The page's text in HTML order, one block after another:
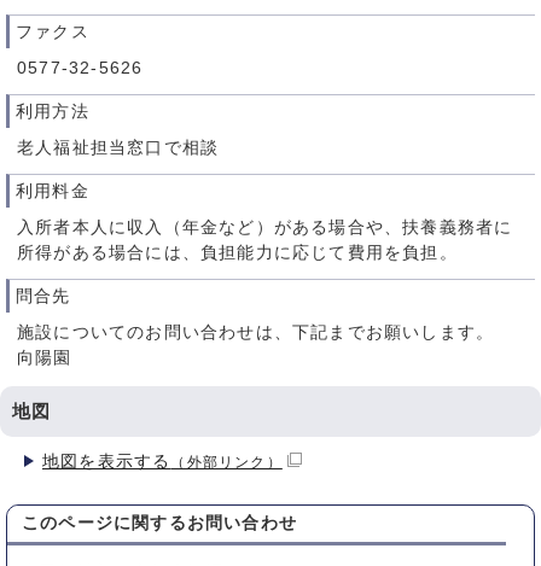
ファクス
0577-32-5626
利用方法
老人福祉担当窓口で相談
利用料金
入所者本人に収入（年金など）がある場合や、扶養義務者に
所得がある場合には、負担能力に応じて費用を負担。
問合先
施設についてのお問い合わせは、下記までお願いします。
向陽園
地図
地図を表示する （外部リンク）
このページに関する お問い合わせ